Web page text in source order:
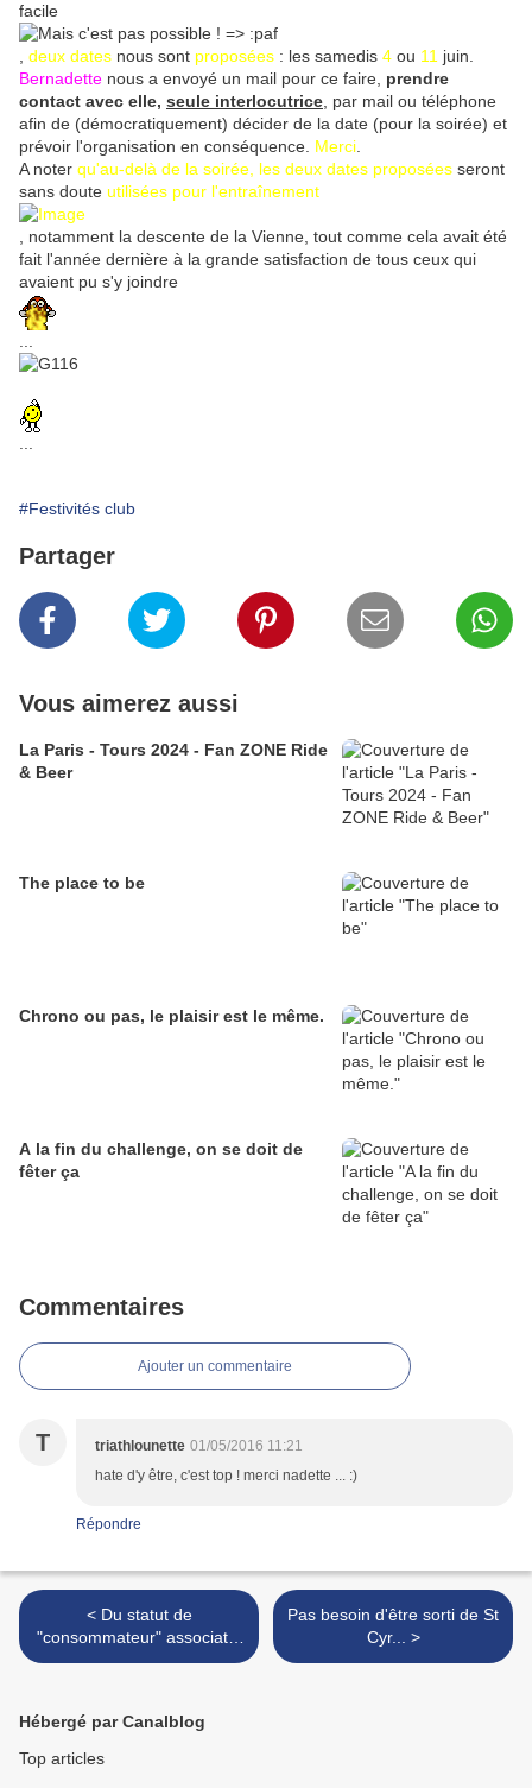
facile
deux dates nous sont proposées : les samedis 4 ou 11 juin.
Bernadette nous a envoyé un mail pour ce faire, prendre
contact avec elle, seule interlocutrice , par mail ou téléphone
afin de (démocratiquement) décider de la date (pour la soirée) et
prévoir l'organisation en conséquence. Merci
A noter qu'au-delà de la soirée, les deux dates proposées seront
sans doute utilisées pour l'entraînement
, notamment la descente de la Vienne, tout comme cela avait été
fait l'année dernière à la grande satisfaction de tous ceux qui
avaient pu s'y joindre
#Festivités club
Partager
Vous aimerez aussi
La Paris - Tours 2024 - Fan ZONE Ride
& Beer
The place to be
Chrono ou pas, le plaisir est le même.
A la fin du challenge, on se doit de
fêter ça
Commentaires
Ajouter un commentaire
T triathlounette 01/05/2016 11:21
hate d'y être, c'est top ! merci nadette ... :)
Répondre
< Du statut de
"consommateur" associatif,
à celui de "contributeur"...
Pas besoin d'être sorti de St
Cyr... >
Hébergé par Canalblog
Top articles